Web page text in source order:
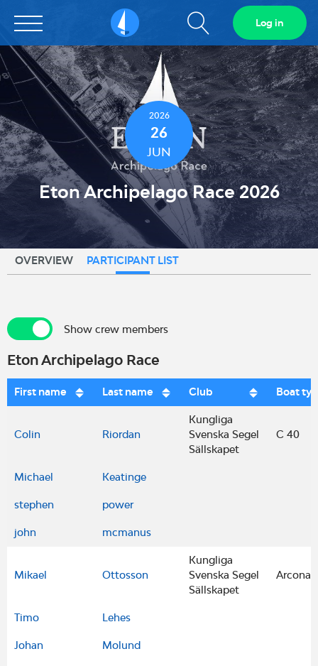
Sailarena Show
search
field
Log in
2026
26
JUN
Eton Archipelago Race 2026
OVERVIEW PARTICIPANT LIST
Show crew membersShow crew members
Eton Archipelago Race
First name Last name Club Boat
Colin Riordan
Kungliga
Svenska Segel
Sällskapet
C 40
Michael Keatinge
stephen power
john mcmanus
Mikael Ottosson
Kungliga
Svenska Segel
Sällskapet
Arcona
Timo Lehes
Johan Molund